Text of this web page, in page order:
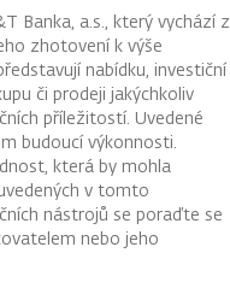
Banka, a.s., který vychází z
zhotovení k výše
nabídku, investiční
či prodeji jakýchkoliv
příležitostí. Uvedené
budoucí výkonnosti.
která by mohla
v tomto
nástrojů se poraďte se
nebo jeho